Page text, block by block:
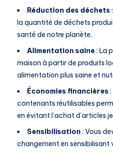
Réduction des déchets
la quantité de déchets
santé de notre planète.
Alimentation saine: La
maison à partir de produits
alimentation plus saine et
Économies financières
contenants réutilisables
en évitant l’achat d’articles
Sensibilisation : Vous
changement en sensibilisant